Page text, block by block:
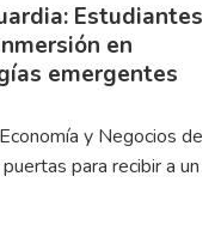
Estudiantes
en
emergentes
y Negocios de
para recibir a un